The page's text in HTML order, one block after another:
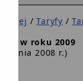
/Taryfy /
w roku 2009
2008 r.)